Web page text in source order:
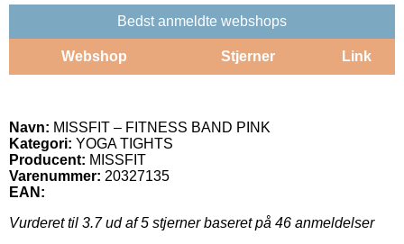
Bedst anmeldte webshops
Webshop Stjerner Link
Navn: MISSFIT – FITNESS BAND PINK
Kategori: YOGA TIGHTS
Producent: MISSFIT
Varenummer: 20327135
EAN:
Vurderet til 3.7ud af 5 stjerner baseret på 46 anmeldelser